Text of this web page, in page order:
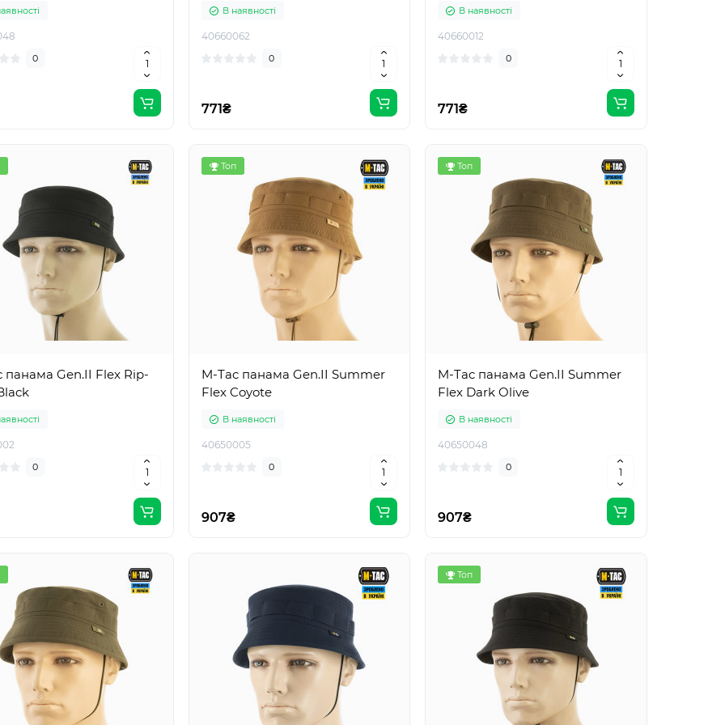
0
В наявності
40660062
0
771₴
В наявності
40660012
0
771₴
панама Gen.II Flex Rip-
0
Топ
M-Tac панама Gen.II Summer
Flex Coyote
В наявності
40650005
0
907₴
Топ
M-Tac панама Gen.II Summer
Flex Dark Olive
В наявності
40650048
0
907₴
Топ